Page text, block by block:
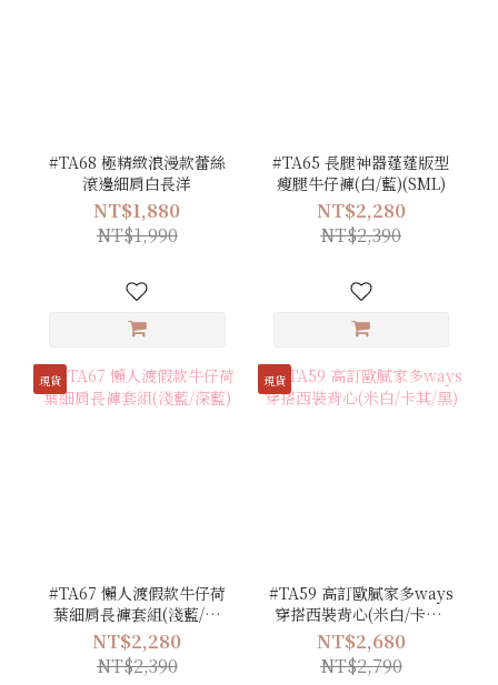
#TA68 極精緻浪漫款蕾絲
滾邊細肩白長洋
NT$1,880
NT$1,990
#TA65 長腿神器蓬蓬版型
瘦腿牛仔褲(白/藍)(SML)
NT$2,280
NT$2,390
現貨
#TA67 懶人渡假款牛仔荷
葉細肩長褲套組(淺藍/深
藍)
NT$2,280
NT$2,390
現貨
#TA59 高訂歐膩家多ways
穿搭西裝背心(米白/卡其/
黑)
NT$2,680
NT$2,790